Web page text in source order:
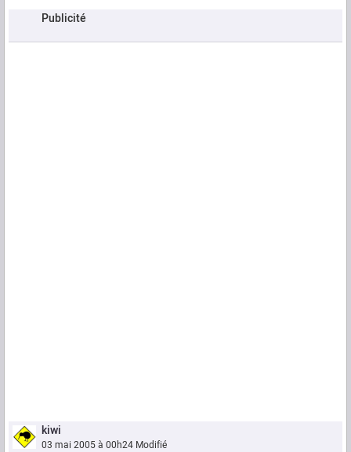
Publicité
kiwi
03 mai 2005 à 00h24 Modifié